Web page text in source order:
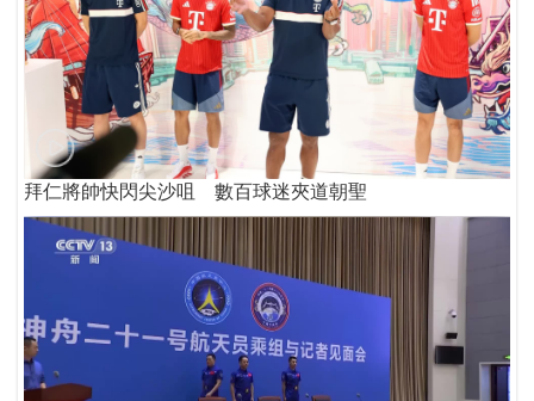
拜仁將帥快閃尖沙咀 數百球迷夾道朝聖